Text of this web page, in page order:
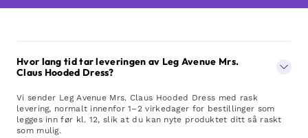
Hvor lang tid tar leveringen av Leg Avenue Mrs.
Claus Hooded Dress?
Vi sender Leg Avenue Mrs. Claus Hooded Dress med rask
levering, normalt innenfor 1–2 virkedager for bestillinger som
legges inn før kl. 12, slik at du kan nyte produktet ditt så raskt
som mulig.